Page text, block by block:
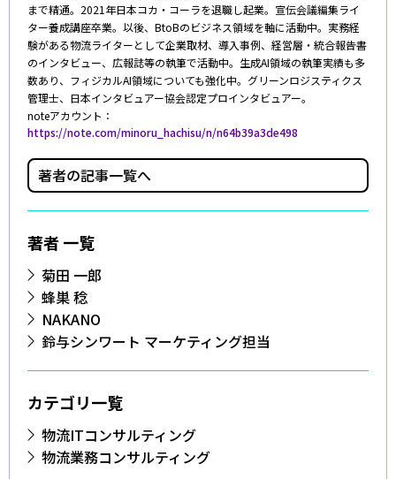
まで精通。2021年日本コカ・コーラを退職し起業。宣伝会議編集ライ
ター養成講座卒業。以後、BtoBのビジネス領域を軸に活動中。実務経
験がある物流ライターとして企業取材、導入事例、経営層・統合報告書
のインタビュー、広報誌等の執筆で活動中。生成AI領域の執筆実績も多
数あり、フィジカルAI領域についても強化中。グリーンロジスティクス
管理士、日本インタビュアー協会認定プロインタビュアー。
noteアカウント：
https://note.com/minoru_hachisu/n/n64b39a3de498
著者の記事一覧へ
著者 一覧
菊田 一郎
蜂巣 稔
NAKANO
鈴与シンワート マーケティング担当
カテゴリ一覧
物流ITコンサルティング
物流業務コンサルティング